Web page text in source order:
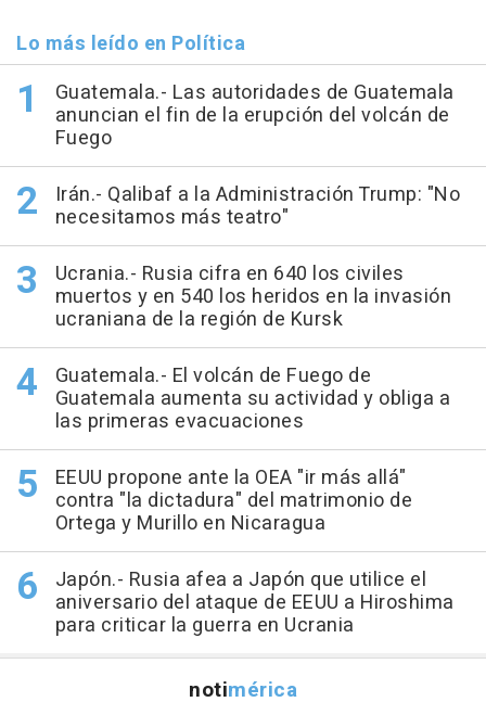
Lo más leído en Política
Guatemala.- Las autoridades de Guatemala
anuncian el fin de la erupción del volcán de
Fuego
Irán.- Qalibaf a la Administración Trump: "No
necesitamos más teatro"
Ucrania.- Rusia cifra en 640 los civiles
muertos y en 540 los heridos en la invasión
ucraniana de la región de Kursk
Guatemala.- El volcán de Fuego de
Guatemala aumenta su actividad y obliga a
las primeras evacuaciones
EEUU propone ante la OEA "ir más allá"
contra "la dictadura" del matrimonio de
Ortega y Murillo en Nicaragua
Japón.- Rusia afea a Japón que utilice el
aniversario del ataque de EEUU a Hiroshima
para criticar la guerra en Ucrania
notimérica